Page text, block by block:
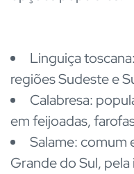
Linguiça
regiões Sudeste e
Calabresa:
em feijoadas,
Salame: comum
Grande do Sul,